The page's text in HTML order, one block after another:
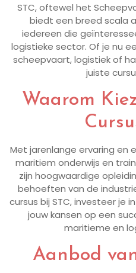
STC, oftewel het
biedt een breed scala
iedereen die
logistieke sector. Of je nu
scheepvaart, logistiek of
juiste
Waarom
Met jarenlange ervaring en
maritiem onderwijs en
zijn hoogwaardige
behoeften van de
cursus bij STC, investeer je
jouw kansen op een
maritieme en
Aanbod